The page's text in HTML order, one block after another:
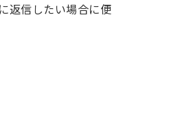
返信したい場合に便